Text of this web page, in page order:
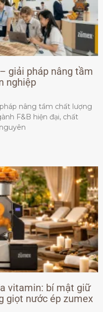
giải pháp nâng tầm
nghiệp
nâng tầm chất lượng
F&B hiện đại, chất
vitamin: bí mật giữ
giọt nước ép zumex